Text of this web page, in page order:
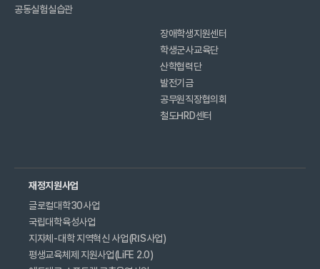
공동실험실습관
장애학생지원센터
학생군사교육단
산학협력단
발전기금
공무원직장협의회
철도HRD센터
재정지원사업
글로컬대학30사업
국립대학육성사업
지자체-대학 지역혁신 사업(RIS사업)
평생교육체제 지원사업(LiFE 2.0)